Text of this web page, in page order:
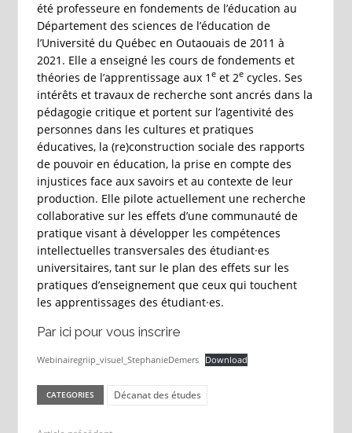
été professeure en fondements de l’éducation au
Département des sciences de l’éducation de
l’Université du Québec en Outaouais de 2011 à
2021. Elle a enseigné les cours de fondements et
théories de l’apprentissage aux 1 eet 2ecycles. Ses
intérêts et travaux de recherche sont ancrés dans la
pédagogie critique et portent sur l’agentivité des
personnes dans les cultures et pratiques
éducatives, la (re)construction sociale des rapports
de pouvoir en éducation, la prise en compte des
injustices face aux savoirs et au contexte de leur
production. Elle pilote actuellement une recherche
collaborative sur les effets d’une communauté de
pratique visant à développer les compétences
intellectuelles transversales des étudiant·es
universitaires, tant sur le plan des effets sur les
pratiques d’enseignement que ceux qui touchent
les apprentissages des étudiant·es.
Par ici pour vous inscrire
Webinairegriip_visuel_StephanieDemers Download
CATEGORIES Décanat des études